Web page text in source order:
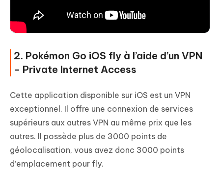
2. Pokémon Go iOS fly à l’aide d’un VPN
– Private Internet Access
Cette application disponible sur iOS est un VPN
exceptionnel. Il offre une connexion de services
supérieurs aux autres VPN au même prix que les
autres. Il possède plus de 3000 points de
géolocalisation, vous avez donc 3000 points
d’emplacement pour fly.